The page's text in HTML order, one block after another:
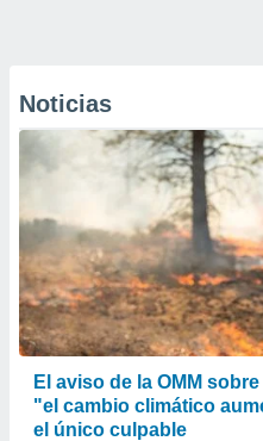
Noticias
El aviso de la OMM
"el cambio climático
el único culpable